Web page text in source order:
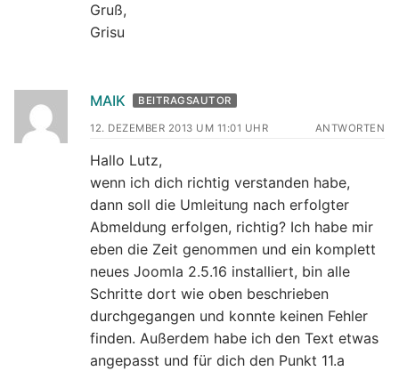
Gruß,
Grisu
MAIK BEITRAGSAUTOR
12. DEZEMBER 2013 UM 11:01 UHR ANTWORTEN
Hallo Lutz,
wenn ich dich richtig verstanden habe,
dann soll die Umleitung nach erfolgter
Abmeldung erfolgen, richtig? Ich habe mir
eben die Zeit genommen und ein komplett
neues Joomla 2.5.16 installiert, bin alle
Schritte dort wie oben beschrieben
durchgegangen und konnte keinen Fehler
finden. Außerdem habe ich den Text etwas
angepasst und für dich den Punkt 11.a